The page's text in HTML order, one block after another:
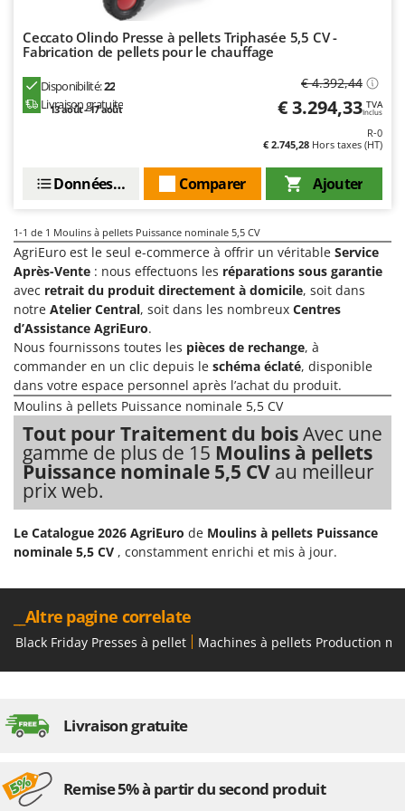
Désherbeurs thermiques et mécaniques
Déshumidificateurs
Draineuses
E
Échelles en aluminium
Effeuilleuses pour olives
Égreneuses à maïs
Électropompes pour la maison et le jardin
Éleveuses artificielles pour poussins
Enfouisseurs de pierres
Enrouleurs de filets pour olives
Épareuses pour tracteur
Épépineuses
Équipements de protection des voies respiratoires
F
Fendeuses à bois
Filets pour la Récolte des olives
Filtres pour vin et huile
Floconneuses
Fouloirs - Égrappoirs
Fours d'extérieur - intérieur pour pizza et cuisine
Fours électriques
Friteuses sans huile
Générateurs d'air chaud
Godets à terre basculants pour tracteur
Brumi
C
Campagnola
Castelgarden
Castellari
Ceccato Olindo
Char-Broil
Classe
Clementi
Cofra
Comet
Cresco
Cruccolini
CTEK
D
Dal Degan
Deca
DeWalt
Diesse
Dominion
Dreame
Ceccato Olindo Presse à pellets Triphasée 5,5 CV -
Fabrication de pellets pour le chauffage
Disponibilité:22
Livraison gratuite
13 août - 17 août
€ 4.392,44
€ 3.294,33 TVA
Inclus
R-0
€ 2.745,28 Hors taxes (HT)
Ajouter
Comparer
Données techniques
1-1 de 1 Moulins à pellets Puissance nominale 5,5 CV
AgriEuro est le seul e-commerce à offrir un véritable Service
Après-Vente : nous effectuons les réparations sous garantie
avec retrait du produit directement à domicile, soit dans
notre Atelier Central, soit dans les nombreux Centres
d’Assistance AgriEuro.
Nous fournissons toutes les pièces de rechange, à
commander en un clic depuis le schéma éclaté, disponible
dans votre espace personnel après l’achat du produit.
Moulins à pellets Puissance nominale 5,5 CV
Tout pour Traitement du boisAvec une
gamme de plus de 15 Moulins à pellets
Puissance nominale 5,5 CV au meilleur
prix web.
Le Catalogue 2026 AgriEuro de Moulins à pellets Puissance
nominale 5,5 CV , constamment enrichi et mis à jour.
__Altre pagine correlate
Black Friday Presses à pellet Machines à pellets Production
Livraison gratuite
Remise 5% à partir du second produit